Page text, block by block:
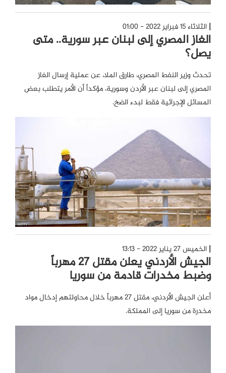
الثلاثاء 15 فبراير 2022 - 01:00
الغاز المصري إلى لبنان عبر سورية.. متى
يصل؟
تحدث وزير النفط المصري، طارق الملا، عن عملية إرسال الغاز
المصري إلى لبنان عبر الأردن وسورية، مؤكداً أن الأمر يتطلب بعض
المسائل الإجرائية فقط لبدء الضخ.
الخميس 27 يناير 2022 - 13:13
الجيش الأردني يعلن مقتل 27 مهرباً
وضبط مخدرات قادمة من سوريا
أعلن الجيش الأردني، مقتل 27 مهرباً خلال محاولتهم إدخال مواد
مخدرة من سوريا إلى المملكة.